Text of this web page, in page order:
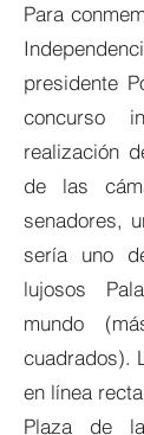
Para
presidente
concurso
realización
de las
senadores,
sería uno
lujosos
mundo
cuadrados).
en línea
Plaza de